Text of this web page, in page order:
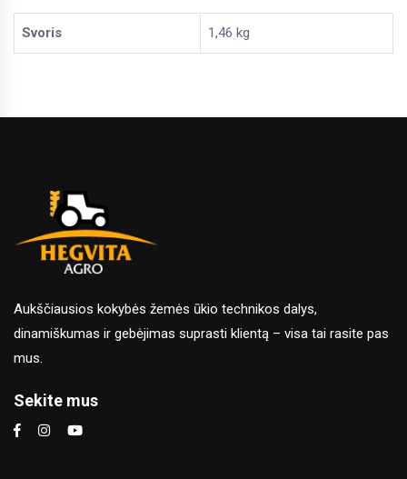
Svoris 1,46 kg
Aukščiausios kokybės žemės ūkio technikos dalys,
dinamiškumas ir gebėjimas suprasti klientą – visa tai rasite pas
mus.
Sekite mus